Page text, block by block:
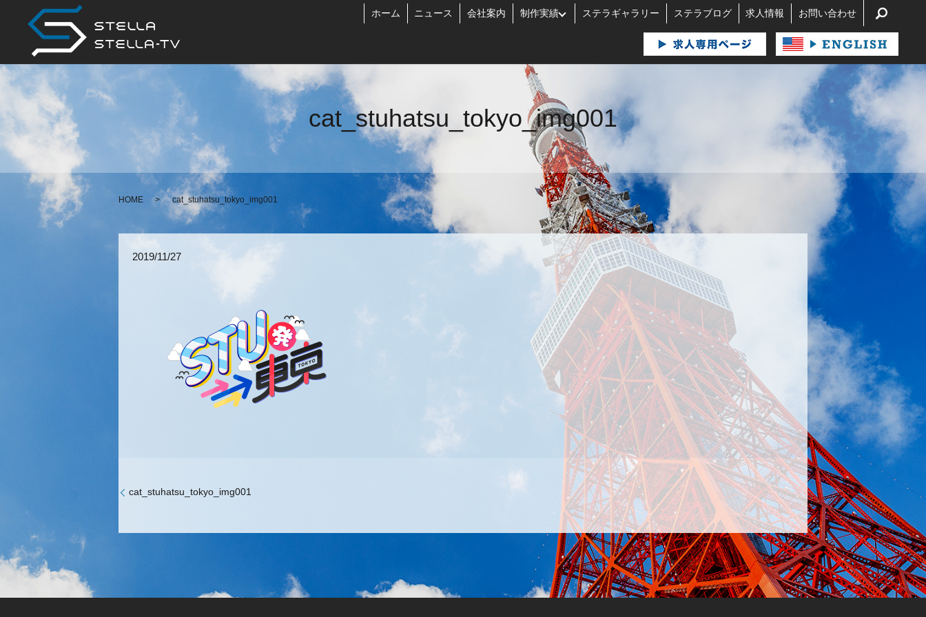
ホーム ニュース 会社案内 制作実績 ステラギャラリー ステラブログ 求人情報 お問い合わせ
cat_stuhatsu_tokyo_img001
HOME cat_stuhatsu_tokyo_img001
2019/11/27
cat_stuhatsu_tokyo_img001